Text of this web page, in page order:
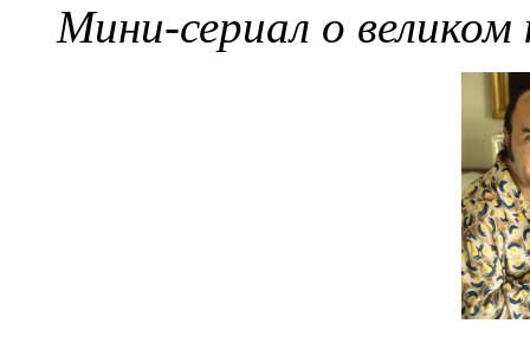
Мини-сериал о великом